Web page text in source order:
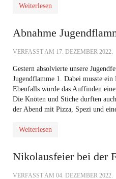
Weiterlesen
Abnahme
VERFASST AM 17. DEZEMBER 2022.
Gestern absolvierte unsere
Jugendflamme 1. Dabei musste
Ebenfalls wurde das Auffinden
Die Knöten und Stiche durften
der Abend mit Pizza, Spezi und
Weiterlesen
Nikolausfeier bei der
VERFASST AM 04. DEZEMBER 2022.